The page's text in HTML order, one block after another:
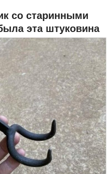
со старинными
эта штуковина